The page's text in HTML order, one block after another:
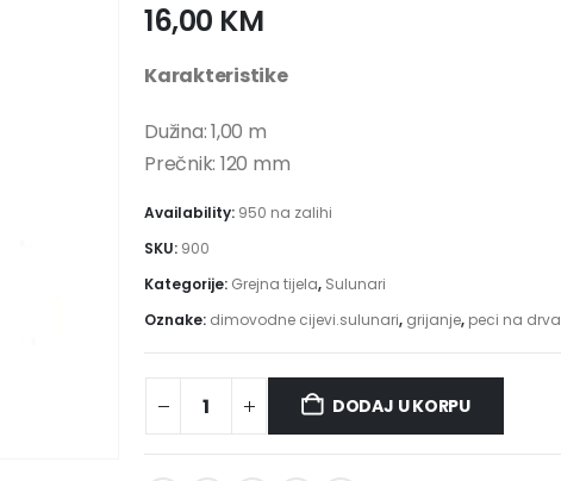
16,00 KM
Karakteristike
Dužina: 1,00 m
Prečnik: 120 mm
Availability: 950 na zalihi
SKU: 900
Kategorije: Grejna tijela, Sulunari
Oznake: dimovodne cijevi.sulunari, grijanje, peci na drva
DODAJ U KORPU